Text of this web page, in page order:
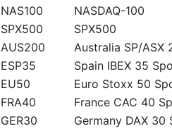
NAS100
NASDAQ-100
SPX500
SPX500
AUS200
Australia SP/ASX
ESP35
Spain IBEX 35
EU50
Euro Stoxx 50
FRA40
France CAC 40
GER30
Germany DAX 30